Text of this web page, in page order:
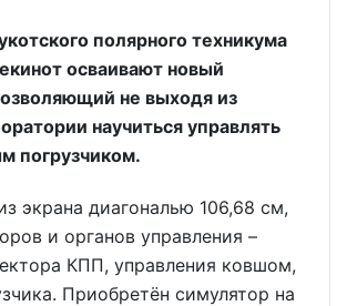
полярного техникума
осваивают новый
не выходя из
научиться управлять
погрузчиком.
экрана диагональю 106,68 см,
и органов управления –
КПП, управления ковшом,
Приобретён симулятор на